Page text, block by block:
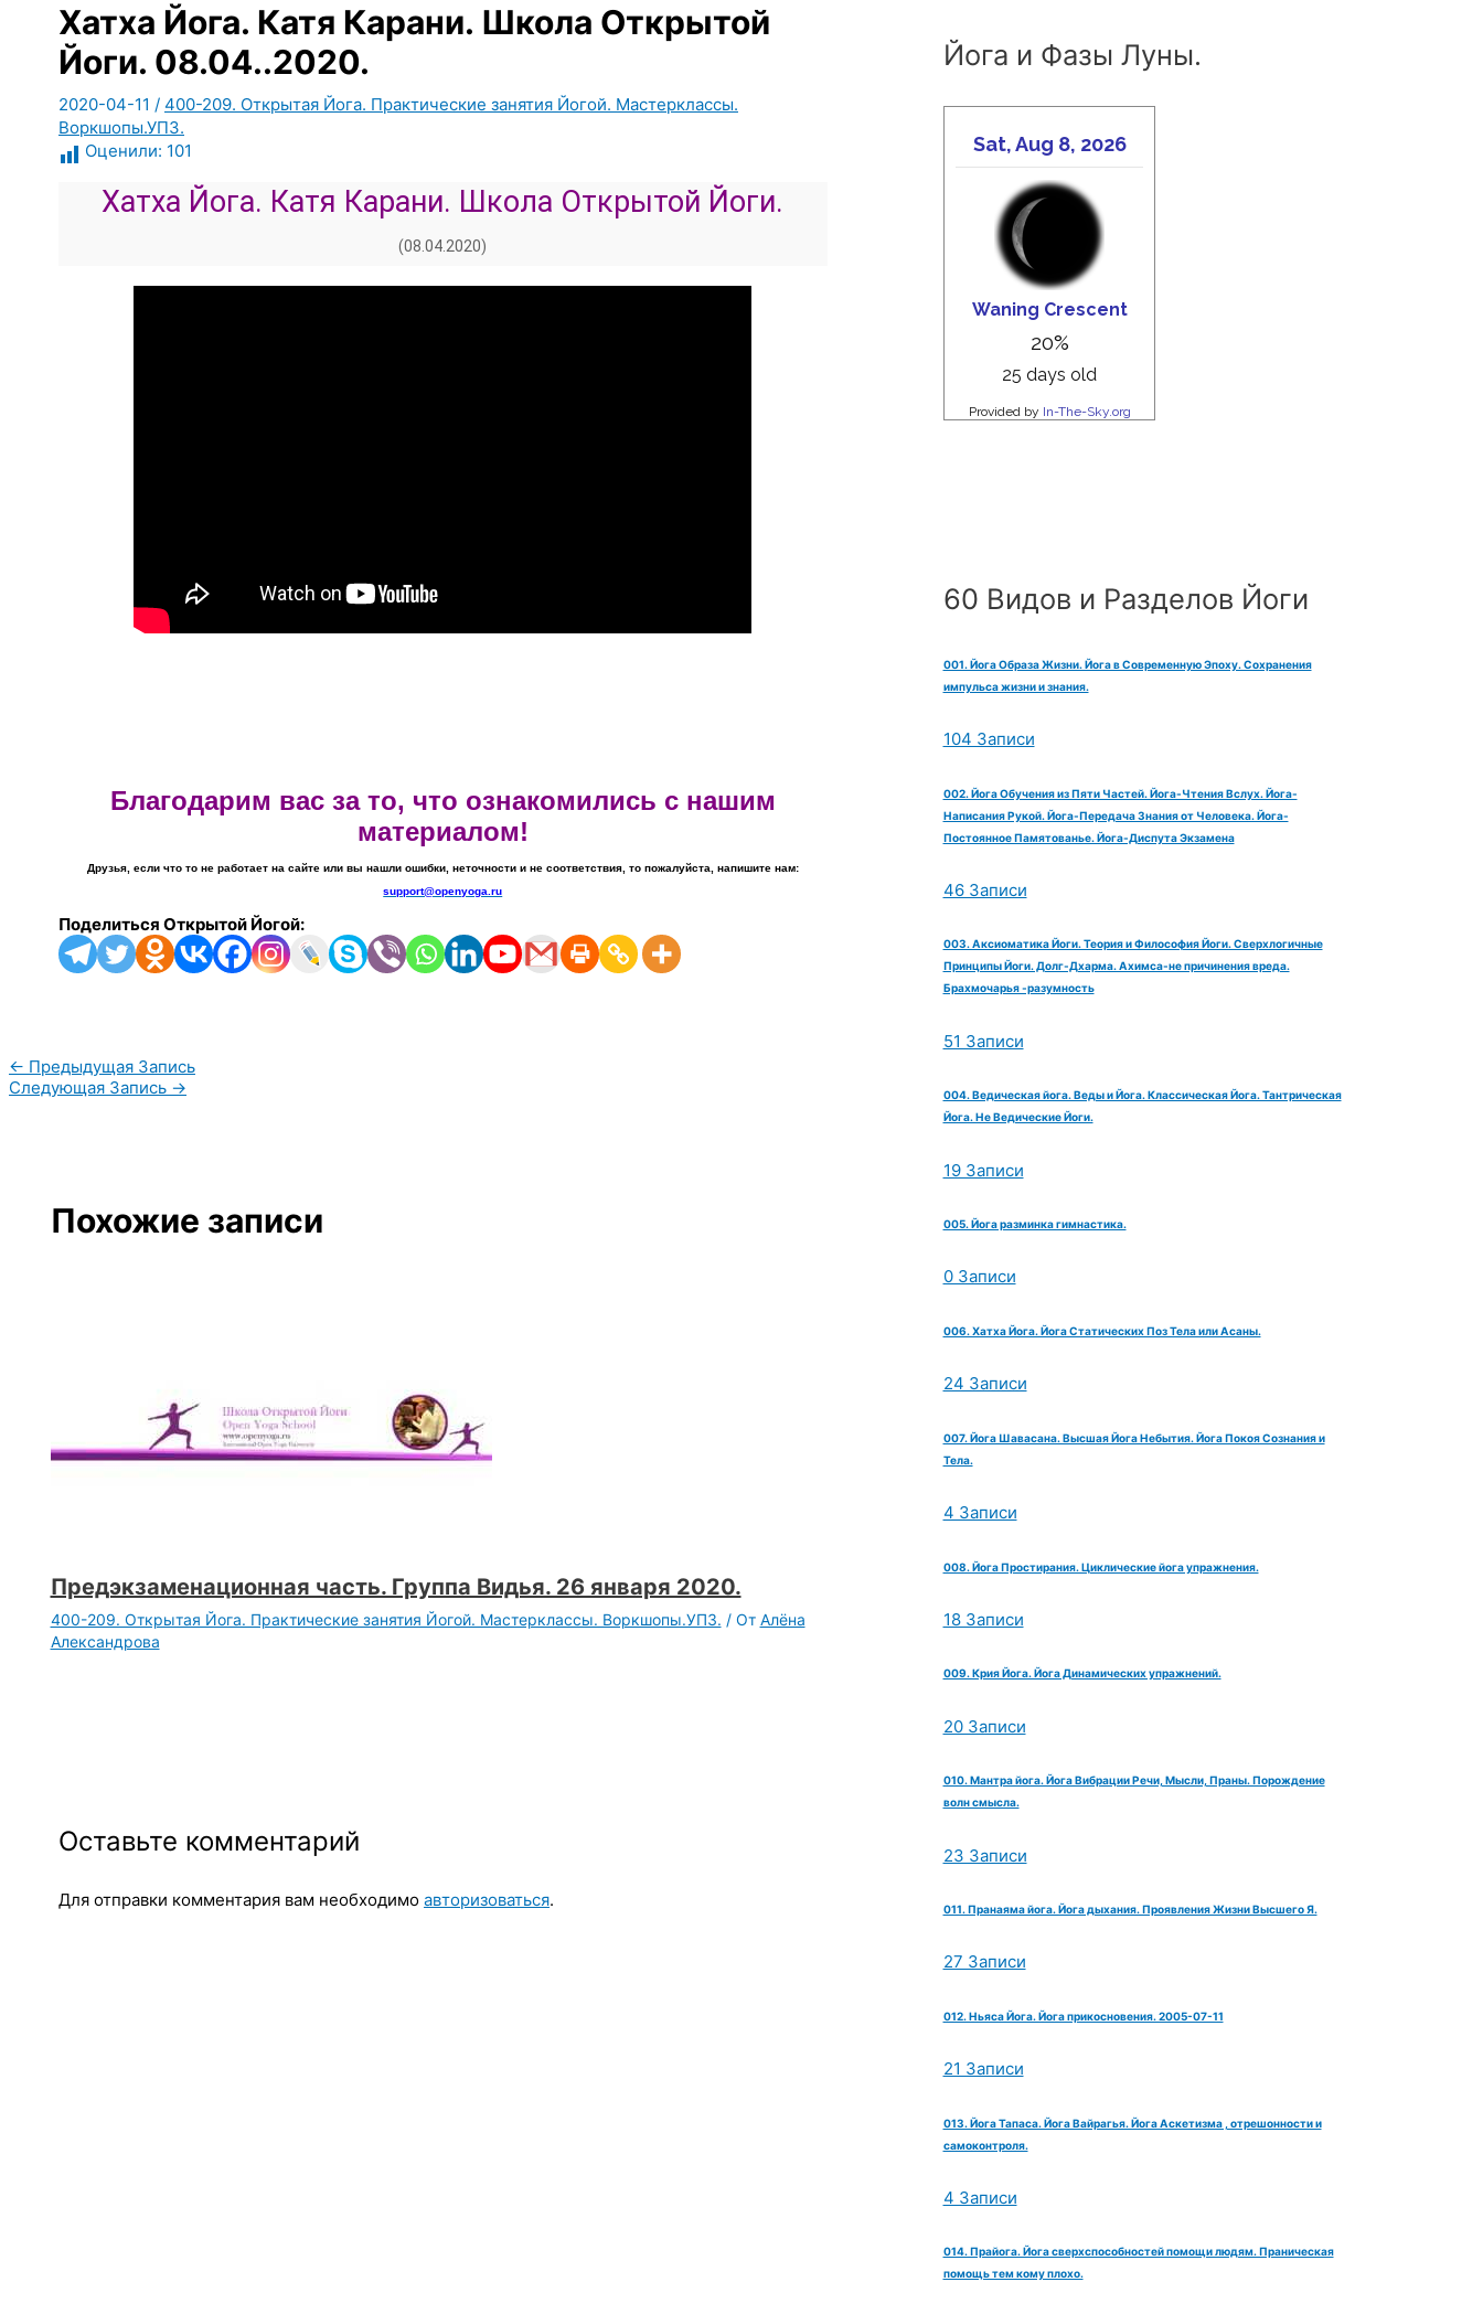
Хатха Йога. Катя Карани. Школа Открытой
Йоги. 08.04..2020.
2020-04-11 / 400-209. Открытая Йога. Практические занятия Йогой. Мастерклассы.
Воркшопы.УПЗ.
Оценили: 101
Хатха Йога. Катя Карани. Школа Открытой Йоги.
(08.04.2020)
Благодарим вас за то, что ознакомились с нашим
материалом!
Друзья, если что то не работает на сайте или вы нашли ошибки, неточности и не соответствия, то пожалуйста, напишите нам:
support@openyoga.ru
Поделиться Открытой Йогой:
← Предыдущая Запись
Следующая Запись →
Похожие записи
Предэкзаменационная часть. Группа Видья. 26 января 2020.
400-209. Открытая Йога. Практические занятия Йогой. Мастерклассы. Воркшопы.УПЗ. / От Алёна
Александрова
Оставьте комментарий
Для отправки комментария вам необходимо авторизоваться.
Йога и Фазы Луны.
60 Видов и Разделов Йоги
001. Йога Образа Жизни. Йога в Современную Эпоху. Сохранения
импульса жизни и знания.
104 Записи
002. Йога Обучения из Пяти Частей. Йога-Чтения Вслух. Йога-
Написания Рукой. Йога-Передача Знания от Человека. Йога-
Постоянное Памятованье. Йога-Диспута Экзамена
46 Записи
003. Аксиоматика Йоги. Теория и Философия Йоги. Сверхлогичные
Принципы Йоги. Долг-Дхарма. Ахимса-не причинения вреда.
Брахмочарья -разумность
51 Записи
004. Ведическая йога. Веды и Йога. Классическая Йога. Тантрическая
Йога. Не Ведические Йоги.
19 Записи
005. Йога разминка гимнастика.
0 Записи
006. Хатха Йога. Йога Статических Поз Тела или Асаны.
24 Записи
007. Йога Шавасана. Высшая Йога Небытия. Йога Покоя Сознания и
Тела.
4 Записи
008. Йога Простирания. Циклические йога упражнения.
18 Записи
009. Крия Йога. Йога Динамических упражнений.
20 Записи
010. Мантра йога. Йога Вибрации Речи, Мысли, Праны. Порождение
волн смысла.
23 Записи
011. Пранаяма йога. Йога дыхания. Проявления Жизни Высшего Я.
27 Записи
012. Ньяса Йога. Йога прикосновения. 2005-07-11
21 Записи
013. Йога Тапаса. Йога Вайрагья. Йога Аскетизма , отрешонности и
самоконтроля.
4 Записи
014. Прайога. Йога сверхспособностей помощи людям. Праническая
помощь тем кому плохо.